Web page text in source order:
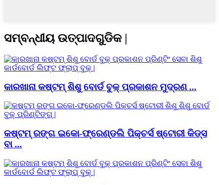
ସମ୍ବନ୍ଧୀୟ ଉତ୍ପାଦଗୁଡିକ |
କାରଖାନା କଷ୍ଟମ୍ ଶିଶୁ ବୋର୍ଡ ବୁକ୍ ପ୍ରକାଶନ ମୁଦ୍ରଣ ...
କଷ୍ଟମ୍ ରଙ୍ଗ ଇକୋ-ଫ୍ରେଣ୍ଡଲି ପିକ୍ଚର୍ସ ଷ୍ଟୋରୀ କିଡ୍ସ
ବା ...